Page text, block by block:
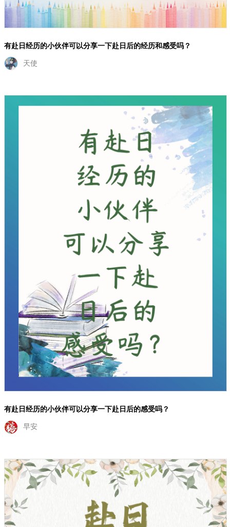
有赴日经历的小伙伴可以分享一下赴日后的经历和感受吗？
天使
有赴日经历的小伙伴可以分享一下赴日后的感受吗？
早安